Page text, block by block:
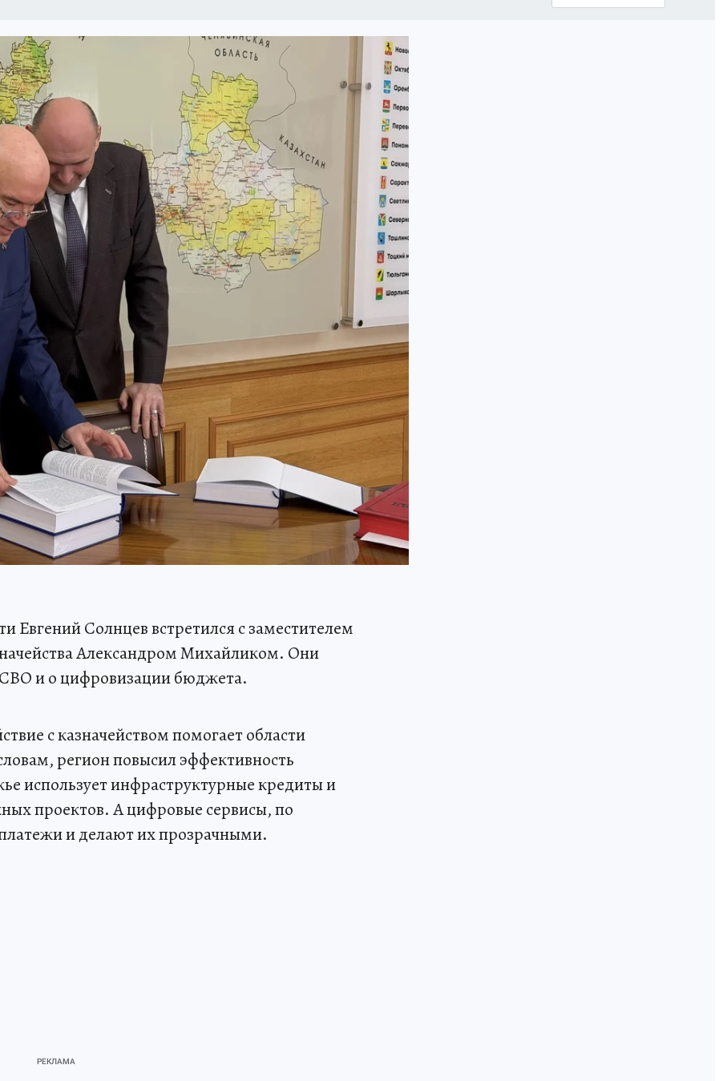
Евгений Солнцев встретился с заместителем
Александром Михайликом. Они
и о цифровизации бюджета.
с казначейством помогает области
регион повысил эффективность
использует инфраструктурные кредиты и
проектов. А цифровые сервисы, по
и делают их прозрачными.